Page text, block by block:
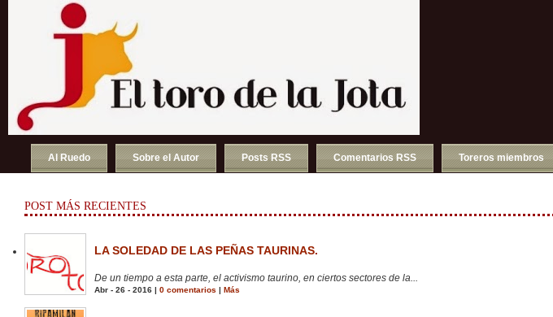
Al Ruedo Sobre el Autor Posts RSS Comentarios RSS Toreros miembros
POST MÁS RECIENTES
LA SOLEDAD DE LAS PEÑAS TAURINAS.
De un tiempo a esta parte, el activismo taurino, en ciertos sectores de la...
Abr - 26 - 2016 | 0 comentarios | Más